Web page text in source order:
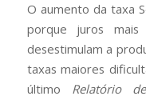
O aumento da taxa
porque juros
desestimulam a
taxas maiores
último Relatório